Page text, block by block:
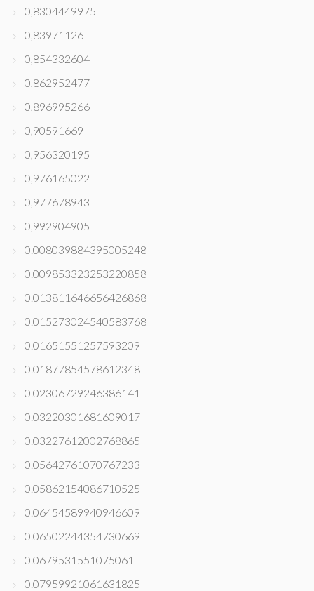
0,8304449975
0,83971126
0,854332604
0,862952477
0,896995266
0,90591669
0,956320195
0,976165022
0,977678943
0,992904905
0.008039884395005248
0.009853323253220858
0.013811646656426868
0.015273024540583768
0.01651551257593209
0.01877854578612348
0.02306729246386141
0.03220301681609017
0.03227612002768865
0.05642761070767233
0.05862154086710525
0.06454589940946609
0.06502244354730669
0.0679531551075061
0.07959921061631825